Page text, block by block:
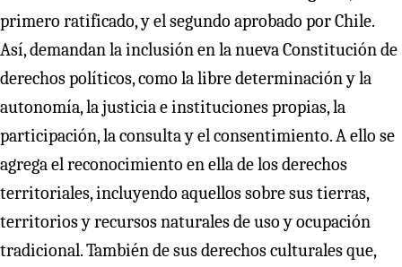
primero ratificado, y el segundo aprobado por Chile.
Así, demandan la inclusión en la nueva Constitución de
derechos políticos, como la libre determinación y la
autonomía, la justicia e instituciones propias, la
participación, la consulta y el consentimiento. A ello se
agrega el reconocimiento en ella de los derechos
territoriales, incluyendo aquellos sobre sus tierras,
territorios y recursos naturales de uso y ocupación
tradicional. También de sus derechos culturales que,